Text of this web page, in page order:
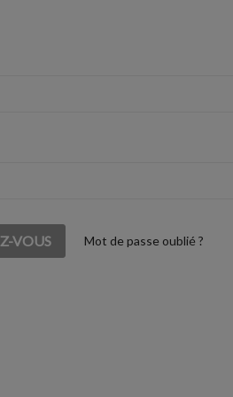
Mot de passe oublié ?